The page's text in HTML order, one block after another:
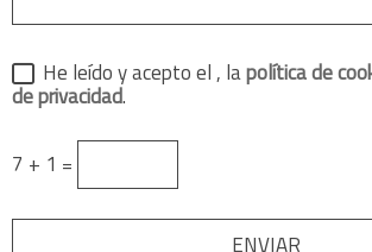
He leído y acepto el, lapolítica de
de privacidad.
7 + 1 =